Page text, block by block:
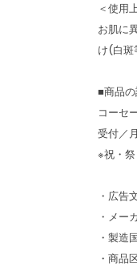
＜使用
お肌に
け(白斑
■商品
コーセ
受付／
※祝・
・広
・メー
・製造
・商品